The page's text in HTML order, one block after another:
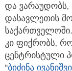
და ვარაუდობს,
დასავლეთის
საქართველოში.
კი ფიქრობს,
ცენტრისტული
“ბიძინა